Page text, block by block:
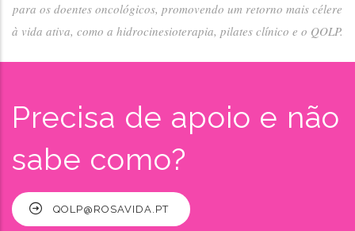
para os doentes oncológicos, promovendo um retorno mais célere
à vida ativa, como a hidrocinesioterapia, pilates clínico e o QOLP.
Precisa de apoio e não
sabe como?
QOLP@ROSAVIDA.PT